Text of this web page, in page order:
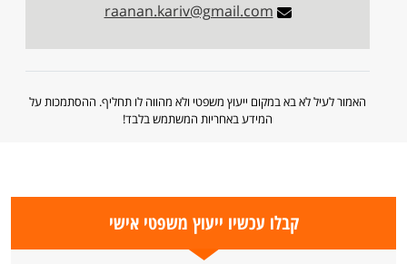
raanan.kariv@gmail.com
האמור לעיל לא בא במקום ייעוץ משפטי ולא מהווה לו תחליף. ההסתמכות על
המידע באחריות המשתמש בלבד!
קבלו עכשיו ייעוץ משפטי אישי